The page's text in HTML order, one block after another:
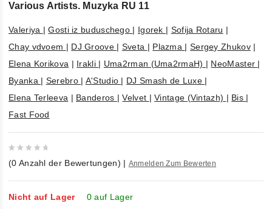
Various Artists. Muzyka RU 11
Valeriya |Gosti iz buduschego | Igorek | Sofija Rotaru |
Chay vdvoem | DJ Groove | Sveta | Plazma | Sergey Zhukov|
Elena Korikova | Irakli | Uma2rman (Uma2rmaH) | NeoMaster |
Byanka | Serebro | A'Studio | DJ Smash de Luxe |
Elena Terleeva | Banderos |Velvet |Vintage (Vintazh) | Bis |
Fast Food
out
of
5
(0 Anzahl der Bewertungen) | Anmelden Zum Bewerten
Nicht auf Lager 0 auf Lager